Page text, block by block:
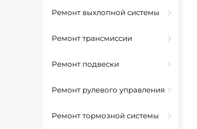
Ремонт выхлопной системы
Ремонт трансмиссии
Ремонт подвески
Ремонт рулевого управления
Ремонт тормозной системы